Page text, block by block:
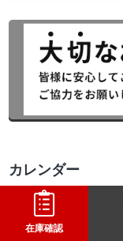
カレンダー
在庫確認